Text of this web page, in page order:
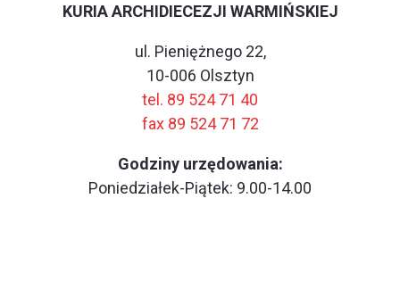
KURIA ARCHIDIECEZJI WARMIŃSKIEJ
ul. Pieniężnego 22,
10-006 Olsztyn
tel. 89 524 71 40
fax 89 524 71 72
Godziny urzędowania:
Poniedziałek-Piątek: 9.00-14.00